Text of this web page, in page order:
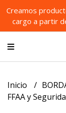
Creamos
cargo a partir
Inicio
FFAA y